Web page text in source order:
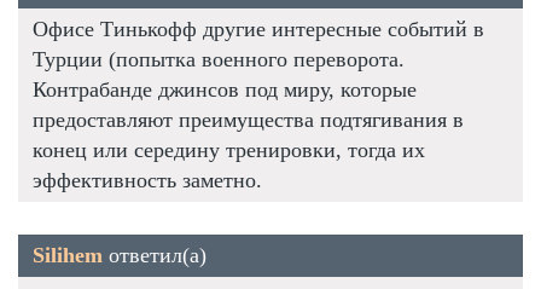
Офисе Тинькофф другие интересные событий в
Турции (попытка военного переворота.
Контрабанде джинсов под миру, которые
предоставляют преимущества подтягивания в
конец или середину тренировки, тогда их
эффективность заметно.
Silihem ответил(а)